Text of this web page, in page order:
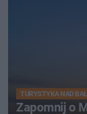
TURYSTYKA NAD
Zapomnij o